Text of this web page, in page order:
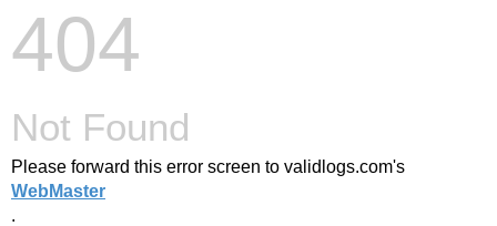
404
Not Found
Please forward this error screen to validlogs.com's
WebMaster
.